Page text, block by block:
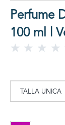
Perfume
100 ml |